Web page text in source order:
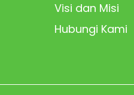
Visi dan Misi
Hubungi Kami